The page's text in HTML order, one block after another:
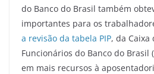
do Banco do Brasil também
importantes para os
a revisão da tabela PIP, da Caixa
Funcionários do Banco do Brasil
em mais recursos à